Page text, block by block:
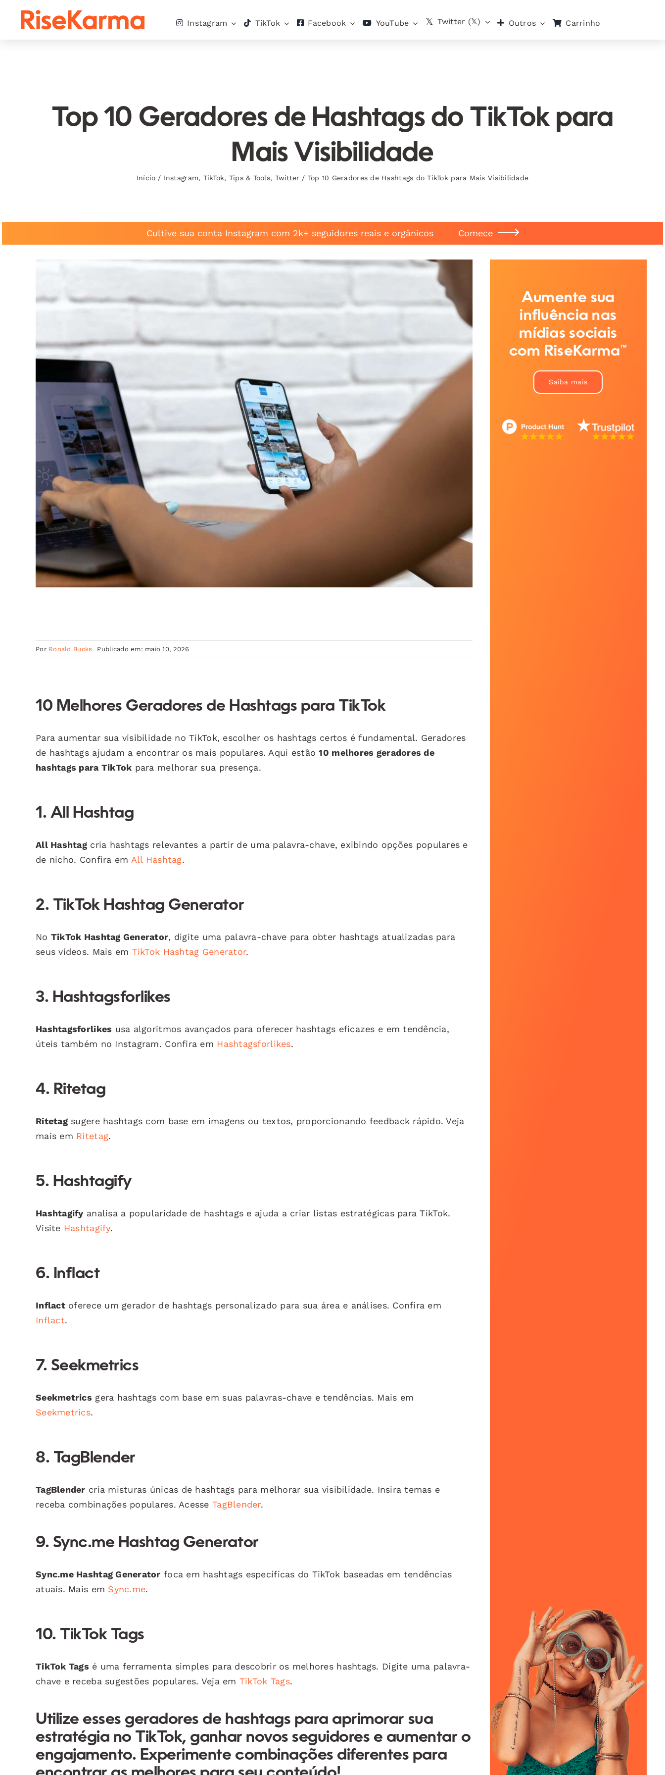
Instagram TikTok Facebook YouTube Twitter (𝕏) Outros Carrinho
Top 10 Geradores de Hashtags do TikTok para
Mais Visibilidade
Início / Instagram, TikTok, Tips & Tools, Twitter / Top 10 Geradores de Hashtags do TikTok para Mais Visibilidade
Cultive sua conta Instagram com 2k+ seguidores reais e orgânicos Comece
Por Ronald Bucks Publicado em: maio 10, 2026
10 Melhores Geradores de Hashtags para TikTok
Para aumentar sua visibilidade no TikTok, escolher os hashtags certos é fundamental. Geradores
de hashtags ajudam a encontrar os mais populares. Aqui estão10 melhores geradores de
hashtags para TikTok para melhorar sua presença.
1. All Hashtag
All Hashtagcria hashtags relevantes a partir de uma palavra-chave, exibindo opções populares e
de nicho. Confira em All Hashtag.
2. TikTok Hashtag Generator
No TikTok Hashtag Generator, digite uma palavra-chave para obter hashtags atualizadas para
seus vídeos. Mais em TikTok Hashtag Generator.
3. Hashtagsforlikes
Hashtagsforlikes usa algoritmos avançados para oferecer hashtags eficazes e em tendência,
úteis também no Instagram. Confira em Hashtagsforlikes.
4. Ritetag
Ritetagsugere hashtags com base em imagens ou textos, proporcionando feedback rápido. Veja
mais em Ritetag.
5. Hashtagify
Hashtagify analisa a popularidade de hashtags e ajuda a criar listas estratégicas para TikTok.
Visite Hashtagify.
6. Inflact
Inflactoferece um gerador de hashtags personalizado para sua área e análises. Confira em
Inflact.
7. Seekmetrics
Seekmetrics gera hashtags com base em suas palavras-chave e tendências. Mais em
Seekmetrics.
8. TagBlender
TagBlender cria misturas únicas de hashtags para melhorar sua visibilidade. Insira temas e
receba combinações populares. Acesse TagBlender.
9. Sync.me Hashtag Generator
Sync.me Hashtag Generator foca em hashtags específicas do TikTok baseadas em tendências
atuais. Mais em Sync.me.
10. TikTok Tags
TikTok Tags é uma ferramenta simples para descobrir os melhores hashtags. Digite uma palavra-
chave e receba sugestões populares. Veja em TikTok Tags.
Utilize esses geradores de hashtags para aprimorar sua
estratégia no TikTok, ganhar novos seguidores e aumentar o
engajamento. Experimente combinações diferentes para
Aumente sua
influência nas
mídias sociais
com RiseKarma™
Saiba mais